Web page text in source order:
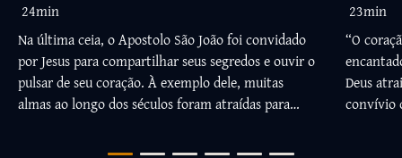
24min
Na última ceia, o Apostolo São João foi convidado
por Jesus para compartilhar seus segredos e ouvir o
pulsar de seu coração. À exemplo dele, muitas
almas ao longo dos séculos foram atraídas para
23min
“O
Deus
convívio